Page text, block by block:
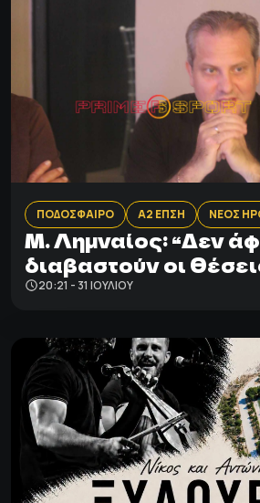
ΠΟΔΟΣΦΑΙΡΟ Α2 ΕΠΣΗ ΝΕΟΣ
Μ. Λημναίος: “Δεν
διαβαστούν οι
20:21 - 31 ΙΟΥΛΊΟΥ